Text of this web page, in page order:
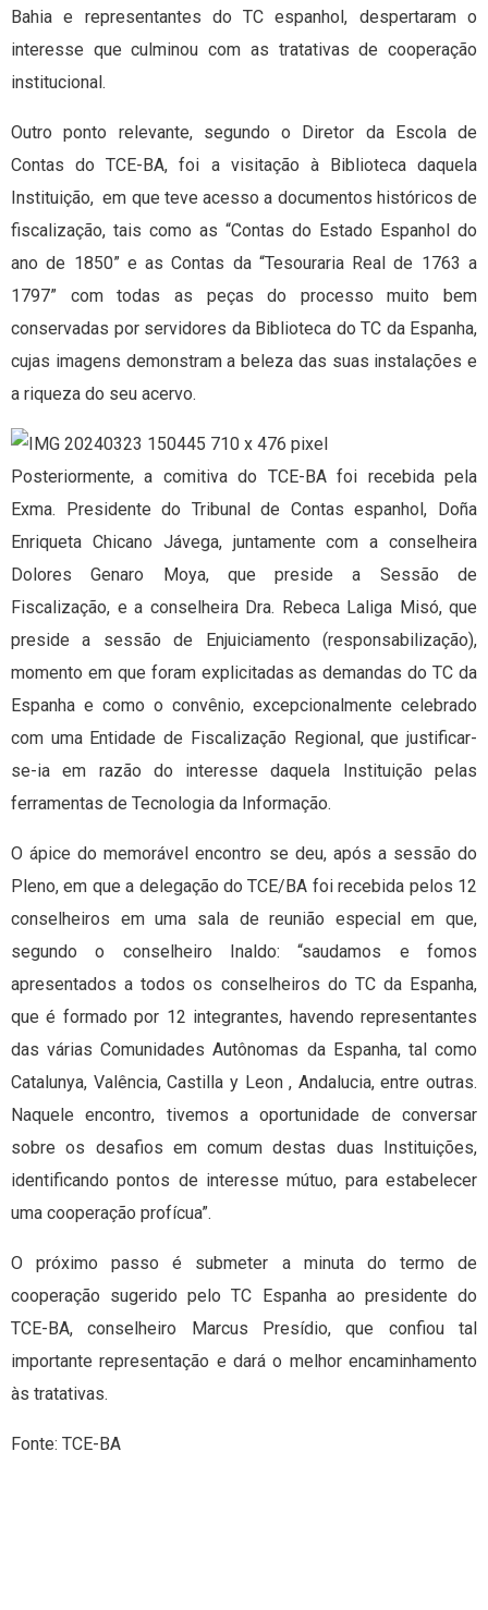
Bahia e representantes do TC espanhol, despertaram o
interesse que culminou com as tratativas de cooperação
institucional.
Outro ponto relevante, segundo o Diretor da Escola de
Contas do TCE-BA, foi a visitação à Biblioteca daquela
Instituição, em que teve acesso a documentos históricos de
fiscalização, tais como as “Contas do Estado Espanhol do
ano de 1850” e as Contas da “Tesouraria Real de 1763 a
1797” com todas as peças do processo muito bem
conservadas por servidores da Biblioteca do TC da Espanha,
cujas imagens demonstram a beleza das suas instalações e
a riqueza do seu acervo.
Posteriormente, a comitiva do TCE-BA foi recebida pela
Exma. Presidente do Tribunal de Contas espanhol, Doña
Enriqueta Chicano Jávega, juntamente com a conselheira
Dolores Genaro Moya, que preside a Sessão de
Fiscalização, e a conselheira Dra. Rebeca Laliga Misó, que
preside a sessão de Enjuiciamento (responsabilização),
momento em que foram explicitadas as demandas do TC da
Espanha e como o convênio, excepcionalmente celebrado
com uma Entidade de Fiscalização Regional, que justificar-
se-ia em razão do interesse daquela Instituição pelas
ferramentas de Tecnologia da Informação.
O ápice do memorável encontro se deu, após a sessão do
Pleno, em que a delegação do TCE/BA foi recebida pelos 12
conselheiros em uma sala de reunião especial em que,
segundo o conselheiro Inaldo: “saudamos e fomos
apresentados a todos os conselheiros do TC da Espanha,
que é formado por 12 integrantes, havendo representantes
das várias Comunidades Autônomas da Espanha, tal como
Catalunya, Valência, Castilla y Leon , Andalucia, entre outras.
Naquele encontro, tivemos a oportunidade de conversar
sobre os desafios em comum destas duas Instituições,
identificando pontos de interesse mútuo, para estabelecer
uma cooperação profícua”.
O próximo passo é submeter a minuta do termo de
cooperação sugerido pelo TC Espanha ao presidente do
TCE-BA, conselheiro Marcus Presídio, que confiou tal
importante representação e dará o melhor encaminhamento
às tratativas.
Fonte: TCE-BA